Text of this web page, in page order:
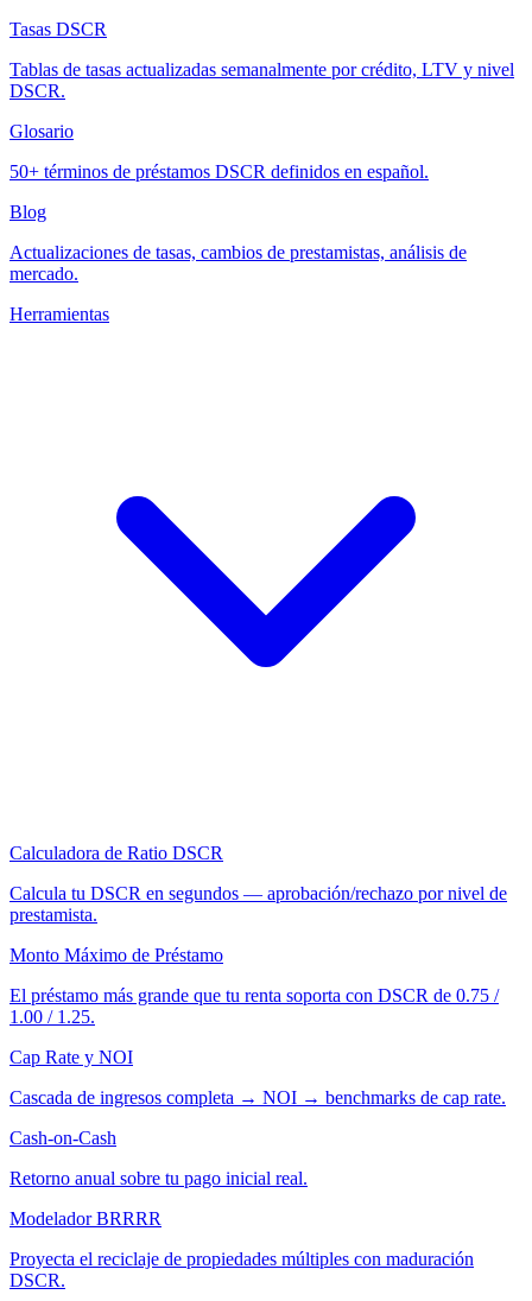
Tasas DSCR
Tablas de tasas actualizadas semanalmente por crédito, LTV y nivel
DSCR.
Glosario
50+ términos de préstamos DSCR definidos en español.
Blog
Actualizaciones de tasas, cambios de prestamistas, análisis de
mercado.
Herramientas
Calculadora de Ratio DSCR
Calcula tu DSCR en segundos — aprobación/rechazo por nivel de
prestamista.
Monto Máximo de Préstamo
El préstamo más grande que tu renta soporta con DSCR de 0.75 /
1.00 / 1.25.
Cap Rate y NOI
Cascada de ingresos completa → NOI → benchmarks de cap rate.
Cash-on-Cash
Retorno anual sobre tu pago inicial real.
Modelador BRRRR
Proyecta el reciclaje de propiedades múltiples con maduración
DSCR.